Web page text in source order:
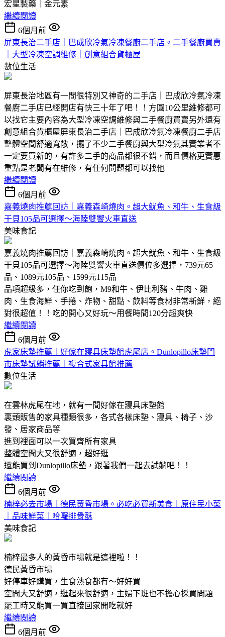
宏星製藥｜金元素
繼續閱讀
6個月前
屏東長治二手店｜巴成欣冷氣冷凍餐廚二手店。二手餐廚買賣
｜大型冷凍空調維修｜創意組合貨櫃屋
數位生活
屏東長治地區有一間很特別又神奇的二手店｜巴成欣冷氣冷凍
餐廚二手店已經開店有快三十年了吧！！方圓10公里維修都可
以找它主要內容為大型冷凍空調維修與二手餐廚買賣另外還有
創意組合貨櫃屋屏東長治二手店｜巴成欣冷氣冷凍餐廚二手店
整體空間舒適寬敞，擺了不少二手餐廚與大型冷氣其實業者不
一定要買新的，有許多二手的商品都很不錯，而且價格更實惠
重點是老闆有在維修，有任何問題都可以找他
繼續閱讀
6個月前
嘉義燒肉推薦回訪｜嘉義森崎燒肉。超大魷魚、和牛、生食級
干貝105品可選擇～海陸雙響火車直送
美味食記
嘉義燒肉推薦回訪｜嘉義森崎燒肉。超大魷魚、和牛、生食級
干貝105品可選擇～海陸雙響火車直送價位多選擇，739元65
品、1089元105品、1599元115品
品項超級多，任你吃到飽，M9和牛、伊比利豬、牛肉、雞
肉、生食海鮮、手捲、炸物、甜點、飲料等食材非常新鮮，絕
對很超值！！吃的開心又好玩～用餐時間120分超爽快
繼續閱讀
6個月前
虎家床墊推薦｜好傢在寢具床墊館虎尾店。Dunlopillo床墊門
市床墊試躺推薦｜複合式家具館推薦
數位生活
在雲林虎尾在地，就有一間好傢在寢具床墊館
裏頭販售的家具種類很多，各式各樣床墊、寢具、椅子、沙
發、居家商品等
進到裡面可以一次買齊所有家具
整體空間大又很舒適，超好逛
還能買到Dunlopillo床墊，跟著我們一起去試躺吧！！
繼續閱讀
6個月前
楠梓必去市場｜德民黃昏市場。必吃必買新美食｜原住民小菜
｜品味鮮菜｜哈囉排骨酥
美味食記
楠梓最多人的黃昏市場就是這裡啦！！
德民黃昏市場
好停車好購買，生食熟食都有～好好買
空間大又舒適，逛起來很舒適，主婦下班也不擔心採買問題
罷工時又能買一買直接回家開吃就好
繼續閱讀
6個月前